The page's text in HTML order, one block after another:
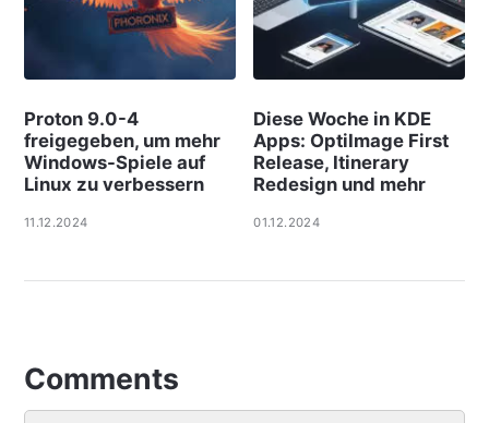
Proton 9.0-4
freigegeben, um mehr
Windows-Spiele auf
Linux zu verbessern
11.12.2024
Diese Woche in KDE
Apps: OptiImage First
Release, Itinerary
Redesign und mehr
01.12.2024
Comments